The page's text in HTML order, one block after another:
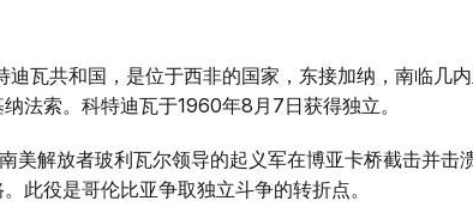
瓦共和国，是位于西非的国家，东接加纳，南临几
法索。科特迪瓦于1960年8月7日获得独立。
美解放者玻利瓦尔领导的起义军在博亚卡桥截击并击
此役是哥伦比亚争取独立斗争的转折点。